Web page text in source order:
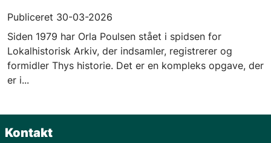
Publiceret 30-03-2026
Siden 1979 har Orla Poulsen stået i spidsen for
Lokalhistorisk Arkiv, der indsamler, registrerer og
formidler Thys historie. Det er en kompleks opgave, der
er i...
Kontakt